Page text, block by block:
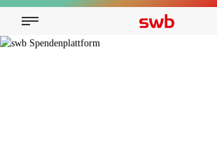
Privatkunden
Geschäftskunden